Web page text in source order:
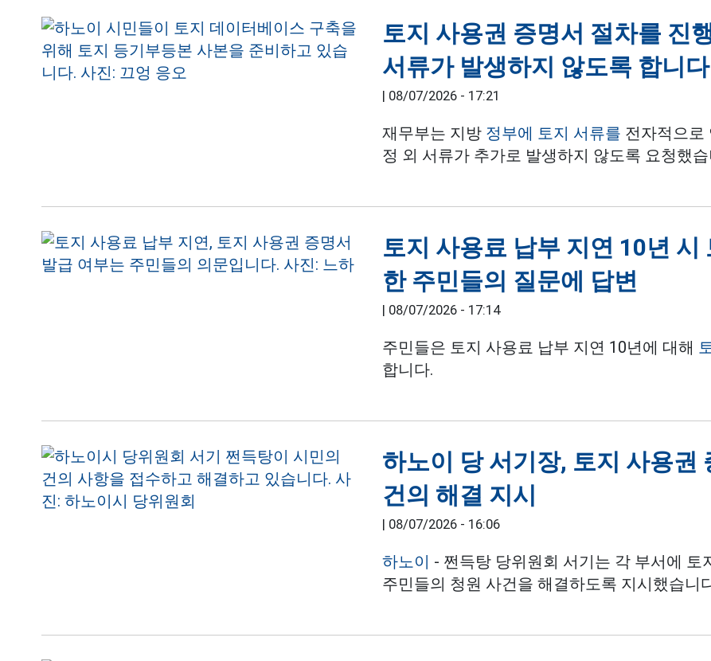
토지 사용권 증명서 절차를 진
서류가 발생하지 않도록 합니다
| 08/07/2026 - 17:21
재무부는 지방 정부에 토지 서류를 전자적으로
정 외 서류가 추가로 발생하지 않도록 요청했
토지 사용료 납부 지연 10년
한 주민들의 질문에 답변
| 08/07/2026 - 17:14
주민들은 토지 사용료 납부 지연 10년에 대해
합니다.
하노이 당 서기장, 토지 사용권
건의 해결 지시
| 08/07/2026 - 16:06
하노이 - 쩐득탕 당위원회 서기는 각 부서에 토
주민들의 청원 사건을 해결하도록 지시했습니